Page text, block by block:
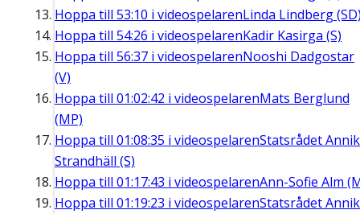
Hoppa till 53:10 i videospelarenLinda Lindberg
Hoppa till 54:26 i videospelarenKadir Kasirga (S)
Hoppa till 56:37 i videospelarenNooshi Dadgostar
(V)
Hoppa till 01:02:42 i videospelarenMats Berglund
(MP)
Hoppa till 01:08:35 i videospelarenStatsrådet
Strandhäll (S)
Hoppa till 01:17:43 i videospelarenAnn-Sofie Alm
Hoppa till 01:19:23 i videospelarenStatsrådet